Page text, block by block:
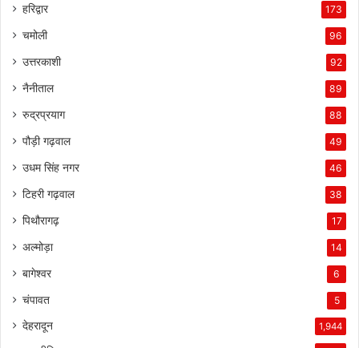
हरिद्वार 173
चमोली 96
उत्तरकाशी 92
नैनीताल 89
रुद्रप्रयाग 88
पौड़ी गढ़वाल 49
उधम सिंह नगर 46
टिहरी गढ़वाल 38
पिथौरागढ़ 17
अल्मोड़ा 14
बागेश्वर 6
चंपावत 5
देहरादून 1,944